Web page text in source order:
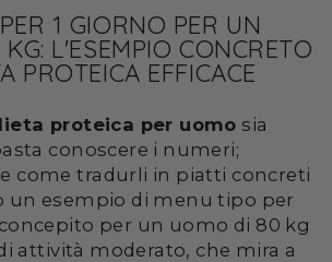
1 GIORNO PER UN
L'ESEMPIO CONCRETO
PROTEICA EFFICACE
proteica per uomo sia
conoscere i numeri;
come tradurli in piatti concreti
un esempio di menu tipo per
per un uomo di 80 kg
attività moderato, che mira a